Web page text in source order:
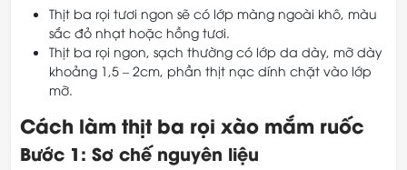
Thịt ba rọi tươi ngon sẽ có lớp màng ngoài khô, màu
sắc đỏ nhạt hoặc hồng tươi.
Thịt ba rọi ngon, sạch thường có lớp da dày, mỡ dày
khoảng 1,5 – 2cm, phần thịt nạc dính chặt vào lớp
mỡ.
Cách làm thịt ba rọi xào mắm ruốc
Bước 1: Sơ chế nguyên liệu